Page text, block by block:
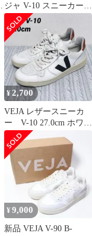
ジャ V-10 スニーカー
レディース 25㎝ 白
¥2,700
VEJA レザースニーカ
ー V-10 27.0cm ホワイ
ト/ブラック/レッド
¥9,000
新品 VEJA V-90 B-